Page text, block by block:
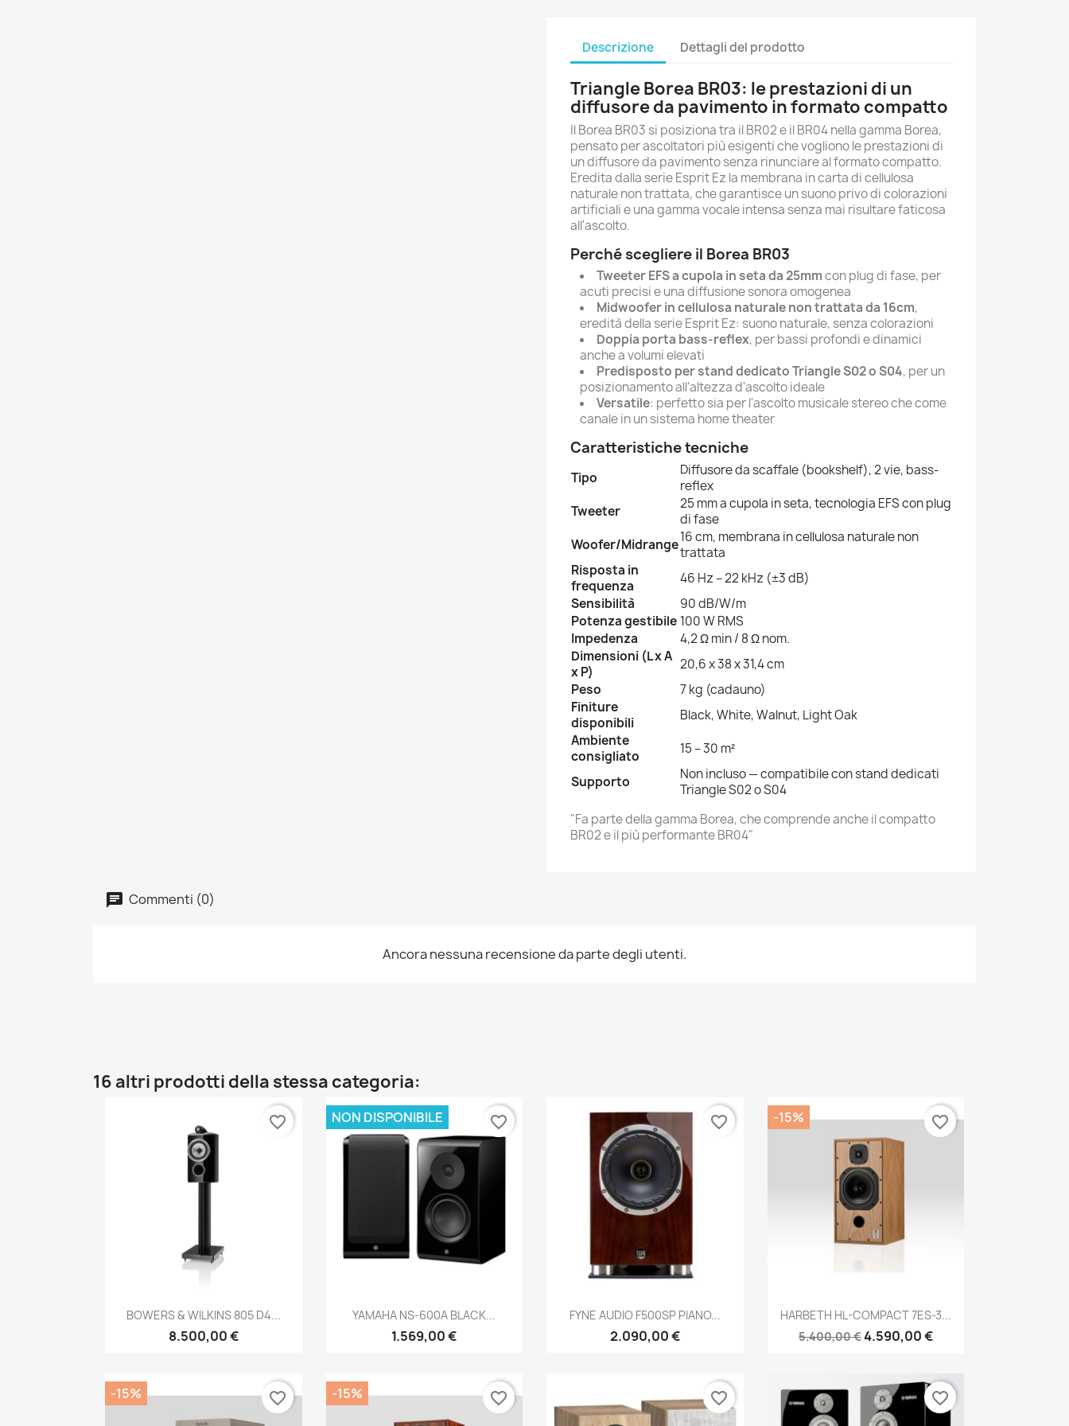
Descrizione Dettagli del prodotto
Triangle Borea BR03: le prestazioni di un
diffusore da pavimento in formato compatto
Il Borea BR03 si posiziona tra il BR02 e il BR04 nella gamma Borea,
pensato per ascoltatori più esigenti che vogliono le prestazioni di
un diffusore da pavimento senza rinunciare al formato compatto.
Eredita dalla serie Esprit Ez la membrana in carta di cellulosa
naturale non trattata, che garantisce un suono privo di colorazioni
artificiali e una gamma vocale intensa senza mai risultare faticosa
all'ascolto.
Perché scegliere il Borea BR03
Tweeter EFS a cupola in seta da 25mmcon plug di fase, per
acuti precisi e una diffusione sonora omogenea
Midwoofer in cellulosa naturale non trattata da 16cm,
eredità della serie Esprit Ez: suono naturale, senza colorazioni
Doppia porta bass-reflex, per bassi profondi e dinamici
anche a volumi elevati
Predisposto per stand dedicato Triangle S02 o S04, per un
posizionamento all'altezza d'ascolto ideale
Versatile: perfetto sia per l'ascolto musicale stereo che come
canale in un sistema home theater
Caratteristiche tecniche
Tipo
Diffusore da scaffale (bookshelf), 2 vie, bass-
reflex
Tweeter
25 mm a cupola in seta, tecnologia EFS con plug
di fase
Woofer/Midrange16 cm, membrana in cellulosa naturale non
trattata
Risposta in
frequenza
46 Hz – 22 kHz (±3 dB)
Sensibilità
90 dB/W/m
Potenza gestibile 100 W RMS
Impedenza
4,2 Ω min / 8 Ω nom.
Dimensioni (L x A
x P)
20,6 x 38 x 31,4 cm
Peso
7 kg (cadauno)
Finiture
disponibili
Black, White, Walnut, Light Oak
Ambiente
consigliato
15 – 30 m²
Supporto
Non incluso — compatibile con stand dedicati
Triangle S02 o S04
"Fa parte della gamma Borea, che comprende anche il compatto
BR02 e il più performante BR04"
Commenti (0)
Ancora nessuna recensione da parte degli utenti.
16 altri prodotti della stessa categoria:
Anteprima
BOWERS & WILKINS 805 D4...
8.500,00 €
favorite_border
 Anteprima
YAMAHA NS-600A BLACK...
1.569,00 €
NON DISPONIBILE favorite_border
Anteprima
FYNE AUDIO F500SP PIANO...
2.090,00 €
favorite_border
Anteprima
HARBETH HL-COMPACT 7ES-3...
5.400,00 €4.590,00 €
-15% favorite_border
-15% favorite_border -15% favorite_border favorite_border favorite_border